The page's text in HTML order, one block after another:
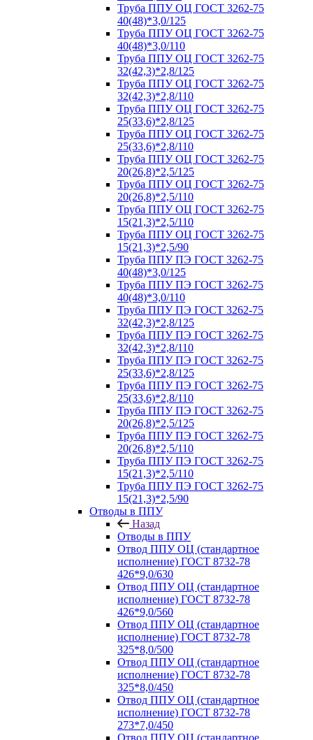
Труба ППУ ОЦ ГОСТ 3262-75
40(48)*3,0/125
Труба ППУ ОЦ ГОСТ 3262-75
40(48)*3,0/110
Труба ППУ ОЦ ГОСТ 3262-75
32(42,3)*2,8/125
Труба ППУ ОЦ ГОСТ 3262-75
32(42,3)*2,8/110
Труба ППУ ОЦ ГОСТ 3262-75
25(33,6)*2,8/125
Труба ППУ ОЦ ГОСТ 3262-75
25(33,6)*2,8/110
Труба ППУ ОЦ ГОСТ 3262-75
20(26,8)*2,5/125
Труба ППУ ОЦ ГОСТ 3262-75
20(26,8)*2,5/110
Труба ППУ ОЦ ГОСТ 3262-75
15(21,3)*2,5/110
Труба ППУ ОЦ ГОСТ 3262-75
15(21,3)*2,5/90
Труба ППУ ПЭ ГОСТ 3262-75
40(48)*3,0/125
Труба ППУ ПЭ ГОСТ 3262-75
40(48)*3,0/110
Труба ППУ ПЭ ГОСТ 3262-75
32(42,3)*2,8/125
Труба ППУ ПЭ ГОСТ 3262-75
32(42,3)*2,8/110
Труба ППУ ПЭ ГОСТ 3262-75
25(33,6)*2,8/125
Труба ППУ ПЭ ГОСТ 3262-75
25(33,6)*2,8/110
Труба ППУ ПЭ ГОСТ 3262-75
20(26,8)*2,5/125
Труба ППУ ПЭ ГОСТ 3262-75
20(26,8)*2,5/110
Труба ППУ ПЭ ГОСТ 3262-75
15(21,3)*2,5/110
Труба ППУ ПЭ ГОСТ 3262-75
15(21,3)*2,5/90
Отводы в ППУ
Назад
Отводы в ППУ
Отвод ППУ ОЦ (стандартное
исполнение) ГОСТ 8732-78
426*9,0/630
Отвод ППУ ОЦ (стандартное
исполнение) ГОСТ 8732-78
426*9,0/560
Отвод ППУ ОЦ (стандартное
исполнение) ГОСТ 8732-78
325*8,0/500
Отвод ППУ ОЦ (стандартное
исполнение) ГОСТ 8732-78
325*8,0/450
Отвод ППУ ОЦ (стандартное
исполнение) ГОСТ 8732-78
273*7,0/450
Отвод ППУ ОЦ (стандартное